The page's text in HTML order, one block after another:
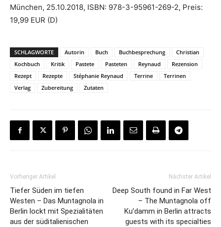
München, 25.10.2018, ISBN: 978-3-95961-269-2, Preis:
19,99 EUR (D)
SCHLAGWORTE Autorin Buch Buchbesprechung
Christian
Kochbuch
Kritik Pastete Pasteten Reynaud
Rezension
Rezept
Rezepte Stéphanie Reynaud Terrine
Terrinen
Verlag
Zubereitung Zutaten
Vorheriger Artikel
Tiefer Süden im tiefen
Westen – Das Muntagnola in
Berlin lockt mit Spezialitäten
aus der süditalienischen
Nächster Artikel
Deep South found in Far West
– The Muntagnola off
Ku’damm in Berlin attracts
guests with its specialties